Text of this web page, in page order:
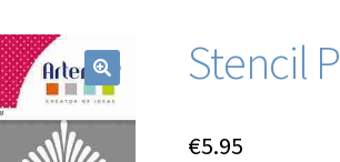
Stencil
€5.95